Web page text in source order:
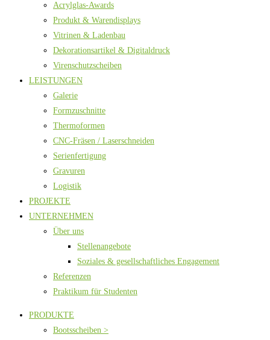
Acrylglas-Awards
Produkt & Warendisplays
Vitrinen & Ladenbau
Dekorationsartikel & Digitaldruck
Virenschutzscheiben
LEISTUNGEN
Galerie
Formzuschnitte
Thermoformen
CNC-Fräsen / Laserschneiden
Serienfertigung
Gravuren
Logistik
PROJEKTE
UNTERNEHMEN
Über uns
Stellenangebote
Soziales & gesellschaftliches Engagement
Referenzen
Praktikum für Studenten
PRODUKTE
Bootsscheiben >